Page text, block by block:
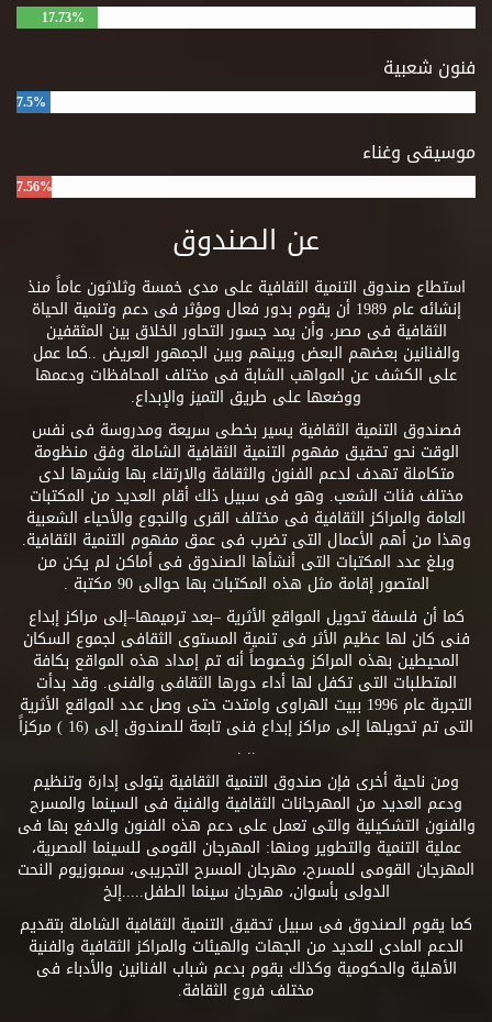
17.73%
فنون شعبية
7.5%
موسيقى وغناء
7.56%
عن الصندوق
استطاع صندوق التنمية الثقافية على مدى خمسة وثلاثون عاماً منذ
إنشائه عام 1989 أن يقوم بدور فعال ومؤثر فى دعم وتنمية الحياة
الثقافية فى مصر، وأن يمد جسور التحاور الخلاق بين المثقفين
والفنانين بعضهم البعض وبينهم وبين الجمهور العريض ..كما عمل
على الكشف عن المواهب الشابة فى مختلف المحافظات ودعمها
ووضعها على طريق التميز والإبداع.
فصندوق التنمية الثقافية يسير بخطى سريعة ومدروسة فى نفس
الوقت نحو تحقيق مفهوم التنمية الثقافية الشاملة وفق منظومة
متكاملة تهدف لدعم الفنون والثقافة والارتقاء بها ونشرها لدى
مختلف فئات الشعب. وهو فى سبيل ذلك أقام العديد من المكتبات
العامة والمراكز الثقافية فى مختلف القرى والنجوع والأحياء الشعبية
وهذا من أهم الأعمال التى تضرب فى عمق مفهوم التنمية الثقافية.
وبلغ عدد المكتبات التى أنشأها الصندوق فى أماكن لم يكن من
المتصور إقامة مثل هذه المكتبات بها حوالى 90 مكتبة .
كما أن فلسفة تحويل المواقع الأثرية –بعد ترميمها–إلى مراكز إبداع
فنى كان لها عظيم الأثر فى تنمية المستوى الثقافى لجموع السكان
المحيطين بهذه المراكز وخصوصاً أنه تم إمداد هذه المواقع بكافة
المتطلبات التى تكفل لها أداء دورها الثقافى والفنى. وقد بدأت
التجربة عام 1996 ببيت الهراوى وامتدت حتى وصل عدد المواقع الأثرية
التى تم تحويلها إلى مراكز إبداع فنى تابعة للصندوق إلى (16 ) مركزاً
.. .
ومن ناحية أخرى فإن صندوق التنمية الثقافية يتولى إدارة وتنظيم
ودعم العديد من المهرجانات الثقافية والفنية فى السينما والمسرح
والفنون التشكيلية والتى تعمل على دعم هذه الفنون والدفع بها فى
عملية التنمية والتطوير ومنها: المهرجان القومى للسينما المصرية،
المهرجان القومى للمسرح، مهرجان المسرح التجريبى، سمبوزيوم النحت
الدولى بأسوان، مهرجان سينما الطفل.....إلخ
كما يقوم الصندوق فى سبيل تحقيق التنمية الثقافية الشاملة بتقديم
الدعم المادى للعديد من الجهات والهيئات والمراكز الثقافية والفنية
الأهلية والحكومية وكذلك يقوم بدعم شباب الفنانين والأدباء فى
مختلف فروع الثقافة.